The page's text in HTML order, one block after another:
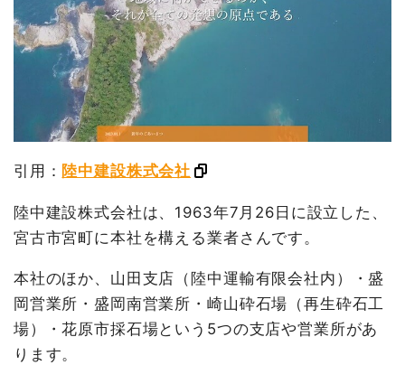
引用： 陸中建設株式会社
陸中建設株式会社は、1963年7月26日に設立した、
宮古市宮町に本社を構える業者さんです。
本社のほか、山田支店（陸中運輸有限会社内）・盛
岡営業所・盛岡南営業所・崎山砕石場（再生砕石工
場）・花原市採石場という5つの支店や営業所があ
ります。